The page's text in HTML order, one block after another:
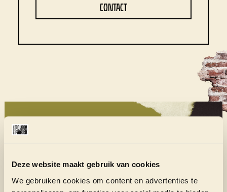
Deze website maakt gebruik van cookies
We gebruiken cookies om content en advertenties te
CONTACT